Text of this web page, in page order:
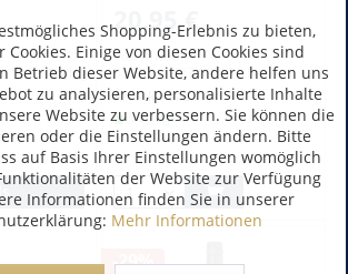
€ / 1 Kilogramm)
20,95 €
inkl. MwSt.
0.75 Liter(27,93 € / 1 Liter)
Art.-Nr.:5723
Verfügbar
-29%
Shopping-Erlebnis zu bieten,
Einige von diesen Cookies sind
Betrieb dieser Website, andere helfen uns
zu analysieren, personalisierte Inhalte
Website zu verbessern. Sie können die
oder die Einstellungen ändern. Bitte
auf Basis Ihrer Einstellungen womöglich
der Website zur Verfügung
Informationen finden Sie in unserer
Mehr Informationen